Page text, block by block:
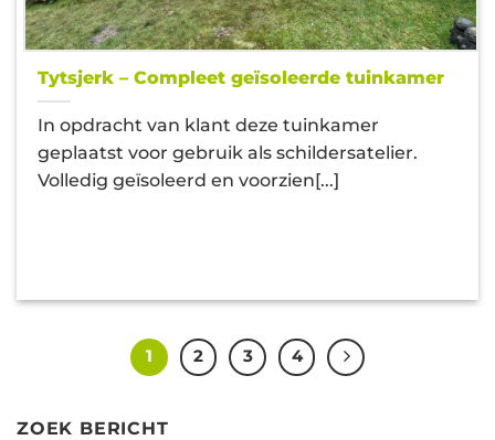
Tytsjerk – Compleet geïsoleerde tuinkamer
In opdracht van klant deze tuinkamer
geplaatst voor gebruik als schildersatelier.
Volledig geïsoleerd en voorzien[...]
1 2 3 4
ZOEK BERICHT